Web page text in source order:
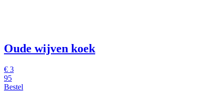
Oude wijven koek
€ 3
95
Bestel